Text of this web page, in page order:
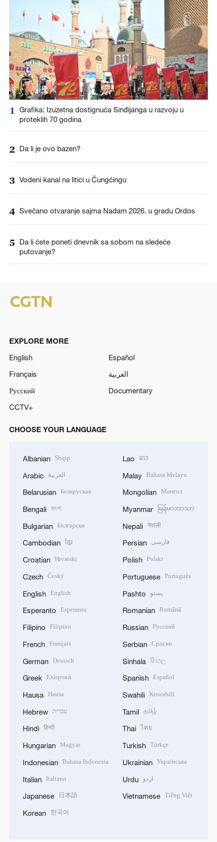
1
Grafika: Izuzetna dostignuća Sinđijanga u razvoju u
proteklih 70 godina
2 Da li je ovo bazen?
3 Vodeni kanal na litici u Čungćingu
4 Svečano otvaranje sajma Nadam 2026. u gradu Ordos
5
Da li ćete poneti dnevnik sa sobom na sledeće
putovanje?
EXPLORE MORE
English
Español
Français
العربية
Русский
Documentary
CCTV+
CHOOSE YOUR LANGUAGE
Albanian Shqip
Arabic العربية
Belarusian Беларуская
Bengali বাংলা
Bulgarian Български
Cambodian ខ្មែរ
Croatian Hrvatski
Czech Český
English English
Esperanto Esperanto
Filipino Filipino
French Français
German Deutsch
Greek Ελληνικά
Hausa Hausa
Hebrew עברית
Hindi हिन्दी
Hungarian Magyar
Indonesian Bahasa Indonesia
Italian Italiano
Japanese 日本語
Korean 한국어
Lao ລາວ
Malay Bahasa Melayu
Mongolian Монгол
Myanmar မြန်မာဘာသာ
Nepali नेपाली
Persian فارسی
Polish Polski
Portuguese Português
Pashto پښتو
Romanian Română
Russian Русский
Serbian Српски
Sinhala සිංහල
Spanish Español
Swahili Kiswahili
Tamil தமிழ்
Thai ไทย
Turkish Türkçe
Ukrainian Українська
Urdu اردو
Vietnamese Tiếng Việt